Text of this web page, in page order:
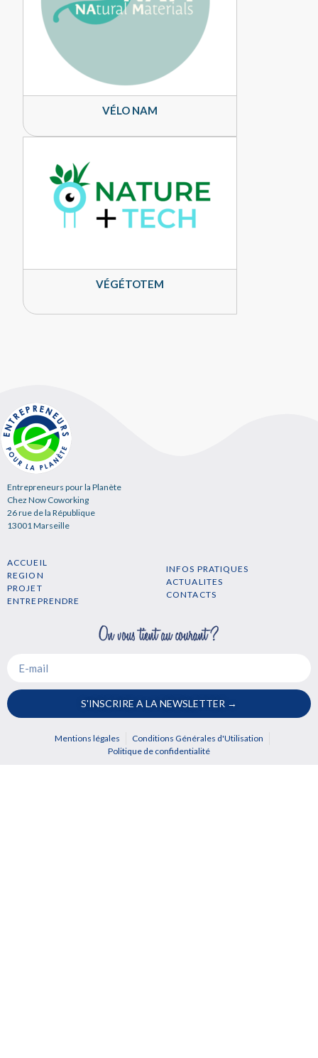
VÉLO NAM
VÉGÉTOTEM
Entrepreneurs pour la Planète
Chez Now Coworking
26 rue de la République
13001 Marseille
ACCUEIL
REGION
PROJET
ENTREPRENDRE
INFOS PRATIQUES
ACTUALITES
CONTACTS
S'INSCRIRE A LA NEWSLETTER →
Mentions légales
Conditions Générales d'Utilisation
Politique de confidentialité